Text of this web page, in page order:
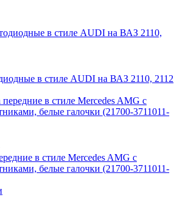
в стиле AUDI на ВАЗ 2110, 2112
в стиле Mercedes AMG с
белые галочки (21700-3711011-